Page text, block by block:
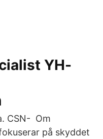
YH-
CSN- Om
på skyddet